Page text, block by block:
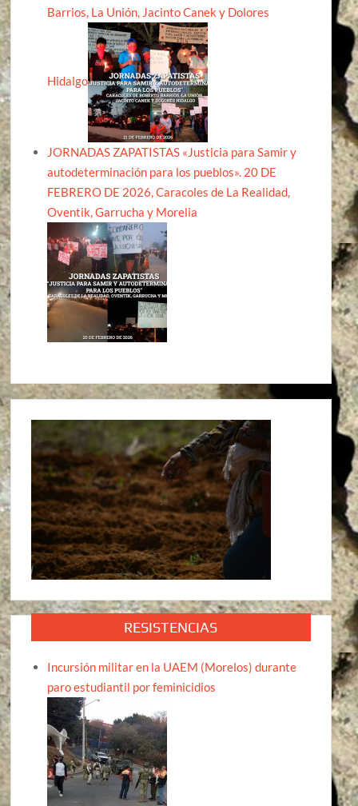
Barrios, La Unión, Jacinto Canek y Dolores
Hidalgo
JORNADAS ZAPATISTAS «Justicia para Samir y
autodeterminación para los pueblos». 20 DE
FEBRERO DE 2026, Caracoles de La Realidad,
Oventik, Garrucha y Morelia
RESISTENCIAS
Incursión militar en la UAEM (Morelos) durante
paro estudiantil por feminicidios